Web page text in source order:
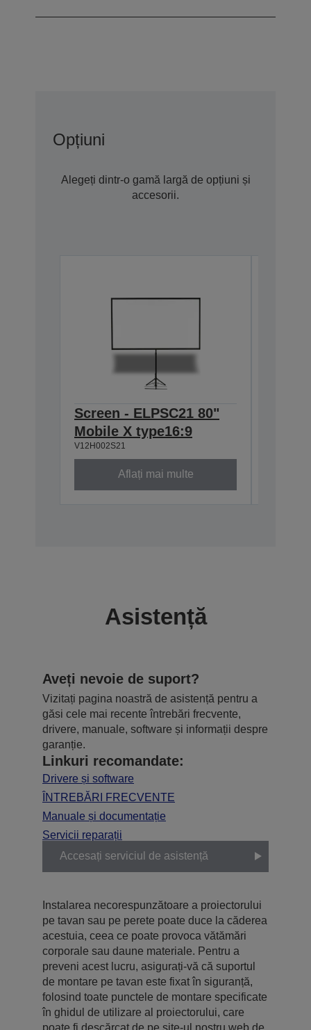
Opțiuni
Alegeți dintr-o gamă largă de opțiuni și
accesorii.
Screen - ELPSC21 80"
Mobile X type16:9
V12H002S21
Aflați mai multe
Asistență
Aveți nevoie de suport?
Vizitați pagina noastră de asistență pentru a
găsi cele mai recente întrebări frecvente,
drivere, manuale, software și informații despre
garanție.
Linkuri recomandate:
Drivere și software
ÎNTREBĂRI FRECVENTE
Manuale și documentație
Servicii reparații
Accesați serviciul de asistență
Instalarea necorespunzătoare a proiectorului
pe tavan sau pe perete poate duce la căderea
acestuia, ceea ce poate provoca vătămări
corporale sau daune materiale. Pentru a
preveni acest lucru, asigurați-vă că suportul
de montare pe tavan este fixat în siguranță,
folosind toate punctele de montare specificate
în ghidul de utilizare al proiectorului, care
poate fi descărcat de pe site-ul nostru web de